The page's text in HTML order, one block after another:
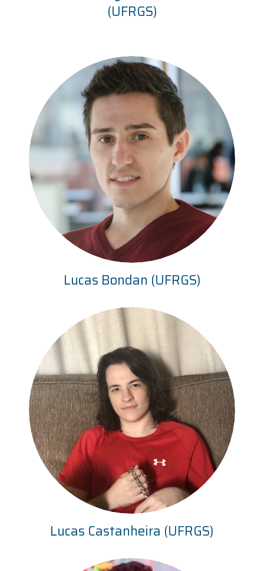
(UFRGS)
Lucas Bondan (UFRGS)
Lucas Castanheira (UFRGS)